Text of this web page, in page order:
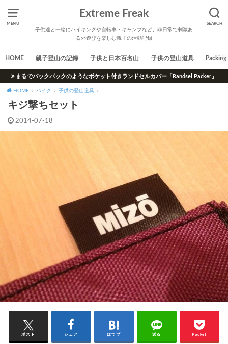
MENU SEARCH
Extreme Freak
子供達と一緒にハイキングや自転車・キャンプなど、非日常で刺激あ
る外遊びを楽しむ親子の活動記録
HOME 親子登山の記録 子供と日本百名山 子供の登山道具 Packing
まるでバックパックのようなポケット付きランドセルカバー「Randsel Packer」
HOME ハイク 子供の登山道具
キジ撃ちセット
2014-07-18
ポスト シェア はてブ 送る Pocket